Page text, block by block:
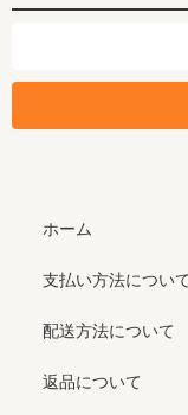
ホーム
支払い方法について
配送方法について
返品について